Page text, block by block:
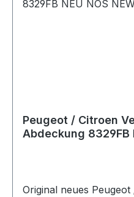
Peugeot / Citroen
Abdeckung 8329FB
Original neues